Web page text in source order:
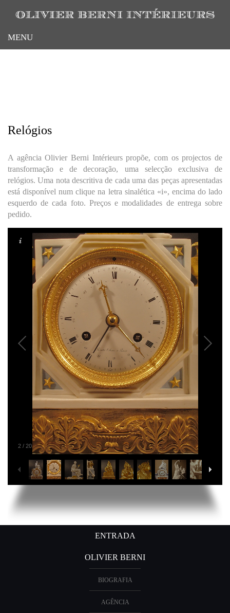
conteúdo
principal
MENU
Relógios
A agência Olivier Berni Intérieurs propõe, com os projectos de
transformação e de decoração, uma selecção exclusiva de
relógios. Uma nota descritiva de cada uma das peças apresentadas
está disponível num clique na letra sinalética «i», encima do lado
esquerdo de cada foto. Preços e modalidades de entrega sobre
pedido.
2 / 20
ENTRADA
OLIVIER BERNI
BIOGRAFIA
AGÊNCIA